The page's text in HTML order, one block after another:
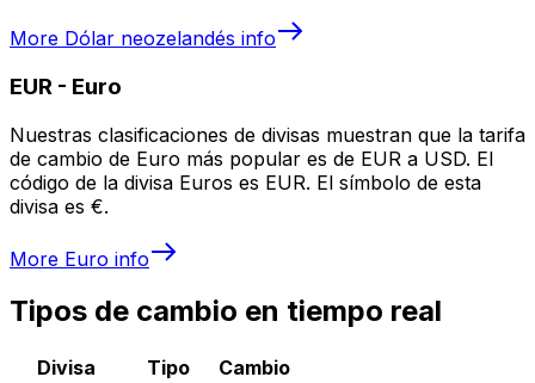
More Dólar neozelandés info
EUR - Euro
Nuestras clasificaciones de divisas muestran que la tarifa
de cambio de Euro más popular es de EUR a USD. El
código de la divisa Euros es EUR. El símbolo de esta
divisa es €.
More Euro info
Tipos de cambio en tiempo real
Divisa Tipo
Cambio